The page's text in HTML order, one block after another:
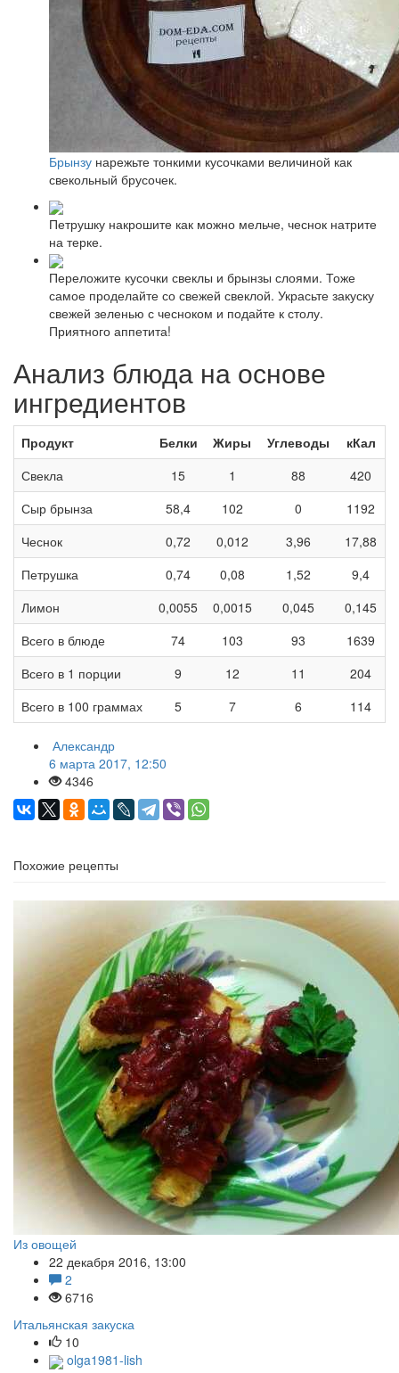
Брынзу нарежьте тонкими кусочками величиной как
свекольный брусочек.
Петрушку накрошите как можно мельче, чеснок натрите
на терке.
Переложите кусочки свеклы и брынзы слоями. Тоже
самое проделайте со свежей свеклой. Украсьте закуску
свежей зеленью с чесноком и подайте к столу.
Приятного аппетита!
Анализ блюда на основе
ингредиентов
Продукт Белки Жиры Углеводы
кКал
Свекла
15 1 88
420
Сыр брынза
58,4 102 0
1192
Чеснок
0,72 0,012 3,96
17,88
Петрушка
0,74 0,08 1,52
9,4
Лимон
0,0055 0,0015 0,045
0,145
Всего в блюде
74 103 93
1639
Всего в 1 порции
9 12 11
204
Всего в 100 граммах
5 7 6 114
Александр
6 марта 2017, 12:50
4346
Похожие рецепты
Из овощей
22 декабря 2016, 13:00
2
6716
Итальянская закуска
10
olga1981-lish